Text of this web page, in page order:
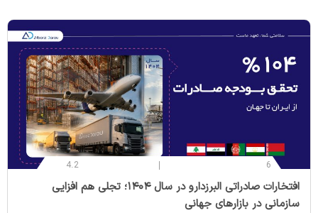
6
4.2
‌افتخارات صادراتی البرزدارو در سال ۱۴۰۴؛ تجلی هم‌ افزایی
سازمانی در بازارهای جهانی